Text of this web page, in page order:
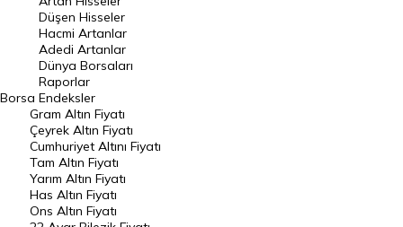
Hacmi Artanlar
Geçmiş Kapanışlar
Dünya Borsaları
Raporlar
Endeksler
DÖVİZ
Döviz Kuru
Borsa
Düşen Hisseler
Hacmi Artanlar
Adedi Artanlar
Dünya Borsaları
Raporlar
Endeksler
Gram Altın Fiyatı
Çeyrek Altın Fiyatı
Cumhuriyet Altını Fiyatı
Tam Altın Fiyatı
Yarım Altın Fiyatı
Has Altın Fiyatı
Ons Altın Fiyatı